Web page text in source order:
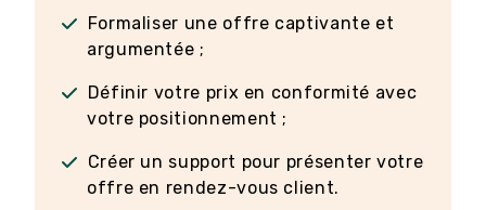
Formaliser une offre captivante et
argumentée ;
Définir votre prix en conformité avec
votre positionnement ;
Créer un support pour présenter votre
offre en rendez-vous client.